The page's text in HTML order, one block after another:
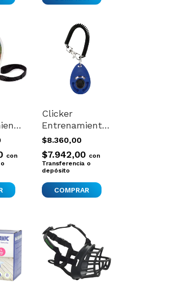
r
con
Clicker
Entrenamiento
Canino Lazy
Dog Azul
Plástico Con
Pulsera
$8.360,00
$7.942,00 con
Transferencia o
depósito